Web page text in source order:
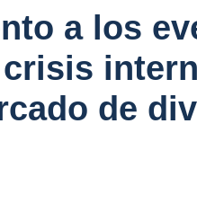
a los
crisis
de